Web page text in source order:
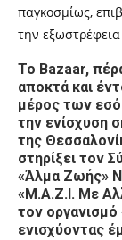
παγκοσμίως,
την εξωστρέφεια
Το Bazaar,
αποκτά και
μέρος των
την ενίσχυση
της
στηρίξει τον
«Άλμα Ζωής»
«Μ.Α.Ζ.Ι. Με
τον
ενισχύοντας